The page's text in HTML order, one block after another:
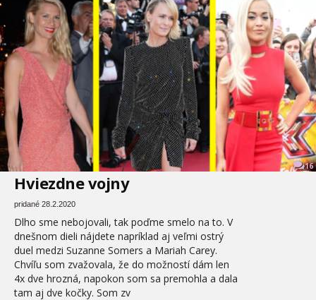
16
Hviezdne vojny
pridané 28.2.2020
Dlho sme nebojovali, tak poďme smelo na to. V
dnešnom dieli nájdete napríklad aj veľmi ostrý
duel medzi Suzanne Somers a Mariah Carey.
Chvíľu som zvažovala, že do možností dám len
4x dve hrozná, napokon som sa premohla a dala
tam aj dve kočky. Som zv